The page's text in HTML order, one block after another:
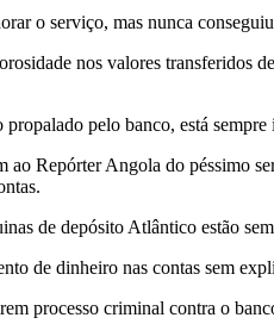
o serviço, mas nunca
nos valores transferidos
pelo banco, está
Repórter Angola do péssimo
de depósito Atlântico estão
de dinheiro nas contas sem
processo criminal contra o